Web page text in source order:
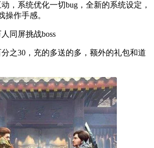
，系统优化一切bug，全新的系统设定，
操作手感。
同屏挑战boss
之30，充的多送的多，额外的礼包和道